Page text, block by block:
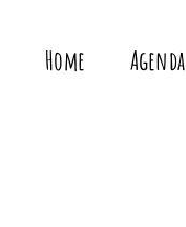
Home Agenda